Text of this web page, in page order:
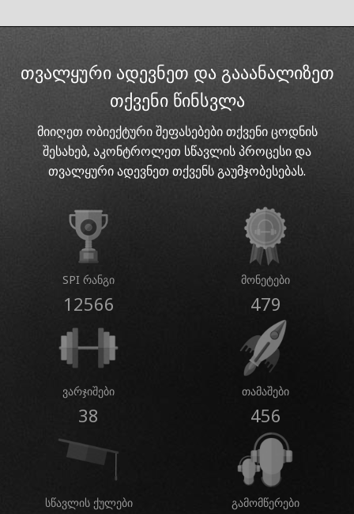
თვალყური ადევნეთ და გააანალიზეთ
თქვენი წინსვლა
მიიღეთ ობიექტური შეფასებები თქვენი ცოდნის
შესახებ, აკონტროლეთ სწავლის პროცესი და
თვალყური ადევნეთ თქვენს გაუმჯობესებას.
SPI რანგი
12566
მონეტები
479
ვარჯიშები
38
თამაშები
456
სწავლის ქულები გამომწერები